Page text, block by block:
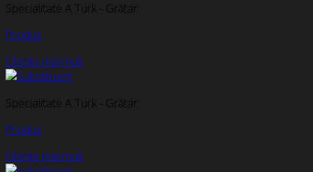
Specialitate A Turk - Grătar
Produs
Citește mai mult
Specialitate A Turk - Grătar
Produs
Citește mai mult